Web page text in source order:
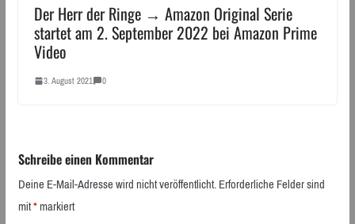
Der Herr der Ringe → Amazon Original Serie
startet am 2. September 2022 bei Amazon Prime
Video
3. August 2021 0
Schreibe einen Kommentar
Deine E-Mail-Adresse wird nicht veröffentlicht.Erforderliche Felder sind
mit*markiert